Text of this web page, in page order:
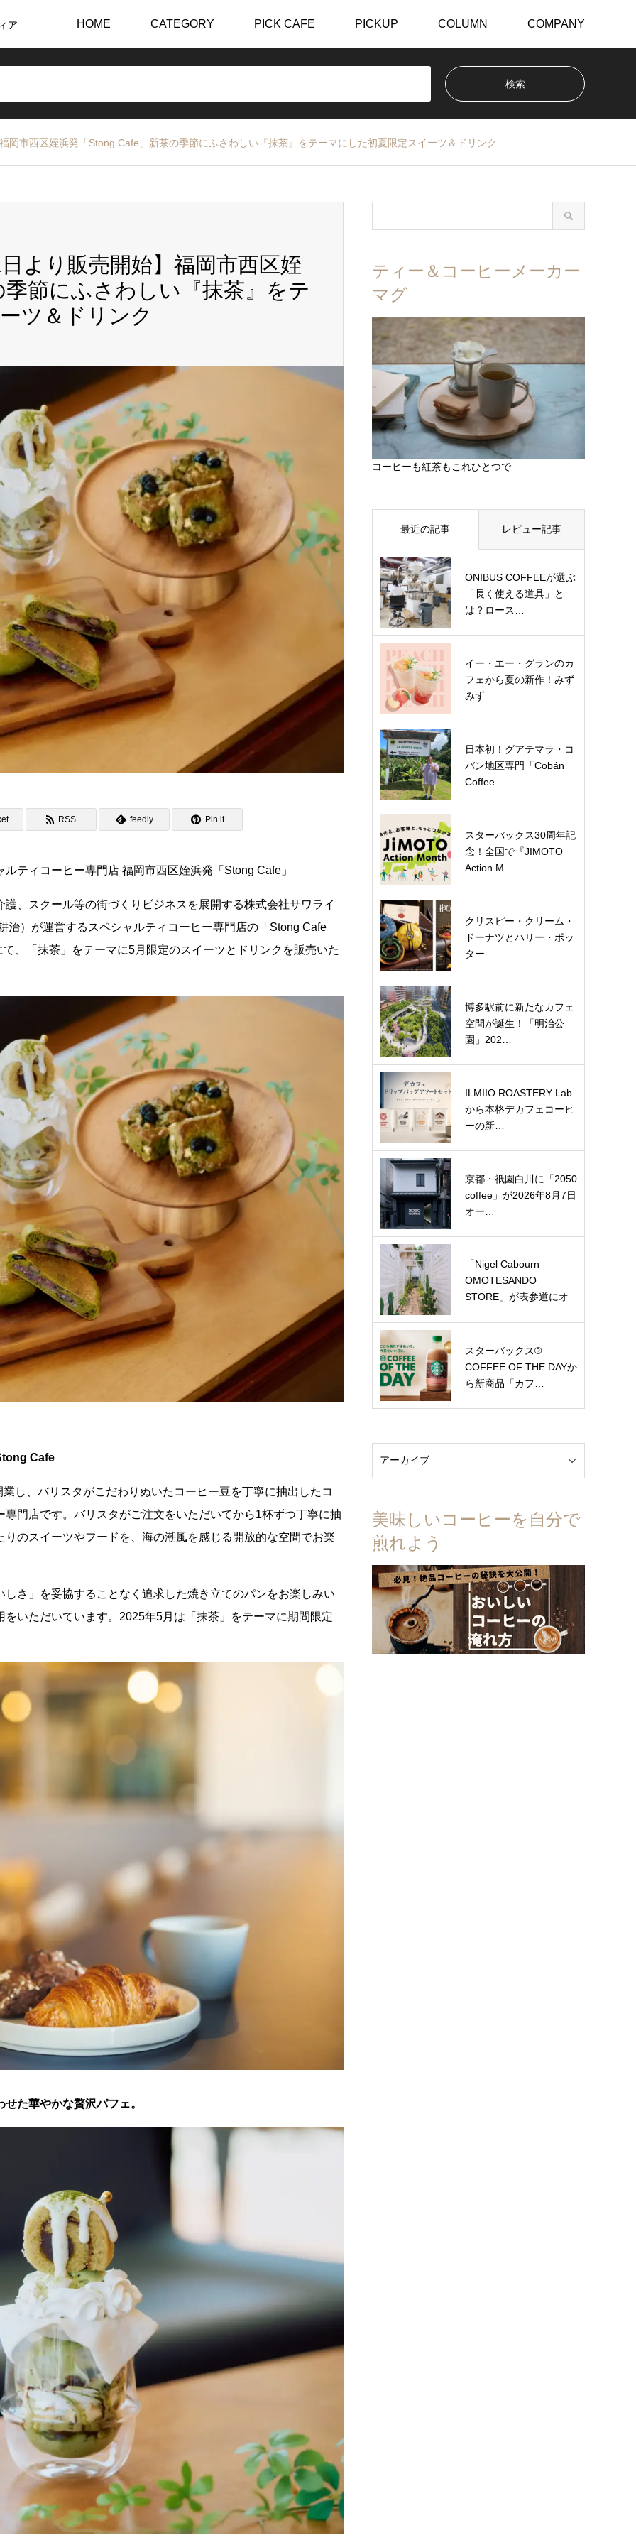
ア HOME CATEGORY PICK CAFE PICKUP COLUMN COMPANY
岡市西区姪浜発「Stong Cafe」新茶の季節にふさわしい『抹茶』をテーマにした初夏限定スイーツ＆ドリンク
より販売開始】福岡市西区姪
季節にふさわしい『抹茶』をテ
ツ＆ドリンク
RSS feedly Pin it
ティコーヒー専門店 福岡市西区姪浜発「Stong Cafe」
、スクール等の街づくりビジネスを展開する株式会社サワライ
）が運営するスペシャルティコーヒー専門店の「Stong Cafe
、「抹茶」をテーマに5月限定のスイーツとドリンクを販売いた
Cafe
し、バリスタがこだわりぬいたコーヒー豆を丁寧に抽出したコ
門店です。バリスタがご注文をいただいてから1杯ずつ丁寧に抽
のスイーツやフードを、海の潮風を感じる開放的な空間でお楽
さ」を妥協することなく追求した焼き立てのパンをお楽しみい
いただいています。2025年5月は「抹茶」をテーマに期間限定
た華やかな贅沢パフェ。
ティー＆コーヒーメーカー
マグ
コーヒーも紅茶もこれひとつで
最近の記事 レビュー記事
ONIBUS COFFEEが選ぶ
「長く使える道具」と
は？ロース…
イー・エー・グランのカ
フェから夏の新作！みず
みず…
日本初！グアテマラ・コ
バン地区専門「Cobán
Coffee …
スターバックス30周年記
念！全国で『JIMOTO
Action M…
クリスピー・クリーム・
ドーナツとハリー・ポッ
ター…
博多駅前に新たなカフェ
空間が誕生！「明治公
園」202…
ILMIIO ROASTERY Lab.
から本格デカフェコーヒ
ーの新…
京都・祇園白川に「2050
coffee」が2026年8月7日
オー…
「Nigel Cabourn
OMOTESANDO
STORE」が表参道にオ
スターバックス®
COFFEE OF THE DAYか
ら新商品「カフ…
美味しいコーヒーを自分で
煎れよう